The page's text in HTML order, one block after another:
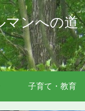
ンへの道
子育て・教育